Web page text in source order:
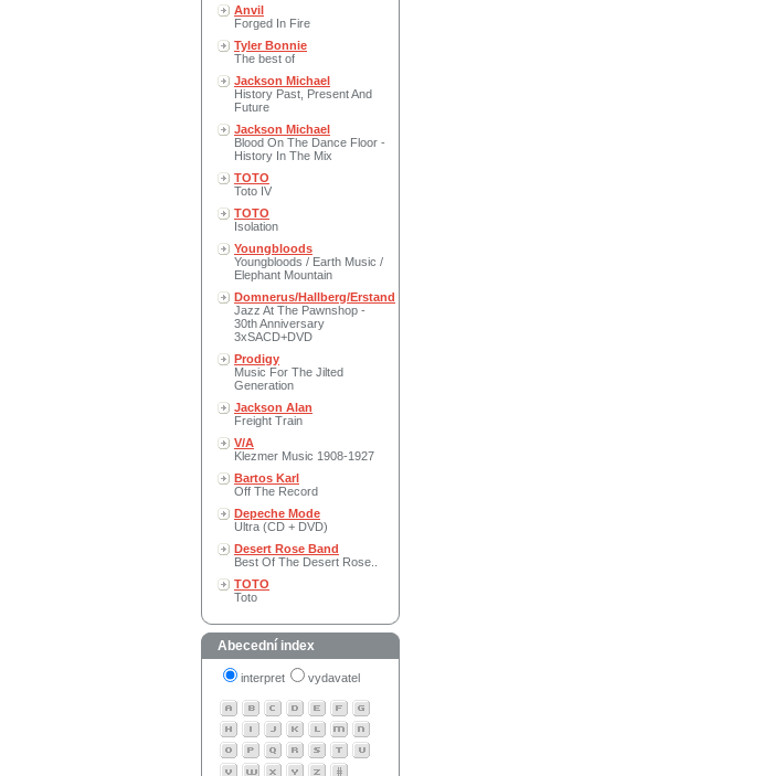
Anvil
Forged In Fire
Tyler Bonnie
The best of
Jackson Michael
History Past, Present And
Future
Jackson Michael
Blood On The Dance Floor -
History In The Mix
TOTO
Toto IV
TOTO
Isolation
Youngbloods
Youngbloods / Earth Music /
Elephant Mountain
Domnerus/Hallberg/Erstand
Jazz At The Pawnshop -
30th Anniversary
3xSACD+DVD
Prodigy
Music For The Jilted
Generation
Jackson Alan
Freight Train
V/A
Klezmer Music 1908-1927
Bartos Karl
Off The Record
Depeche Mode
Ultra (CD + DVD)
Desert Rose Band
Best Of The Desert Rose..
TOTO
Toto
Abecední index
interpret vydavatel